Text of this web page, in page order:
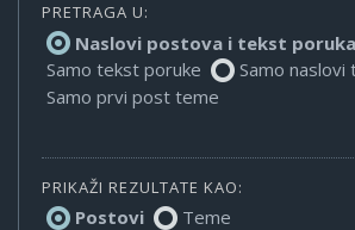
PRETRAGA U:
Naslovi postova i tekst poruka
Samo tekst poruke
Samo naslovi
Samo prvi post teme
PRIKAŽI REZULTATE KAO:
Postovi Teme